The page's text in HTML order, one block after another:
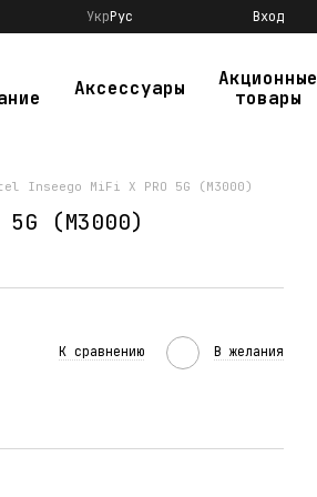
УкрРус Вход
Аксессуары
Акционные
товары
Inseego MiFi X PRO 5G (M3000)
(M3000)
К сравнению В желания